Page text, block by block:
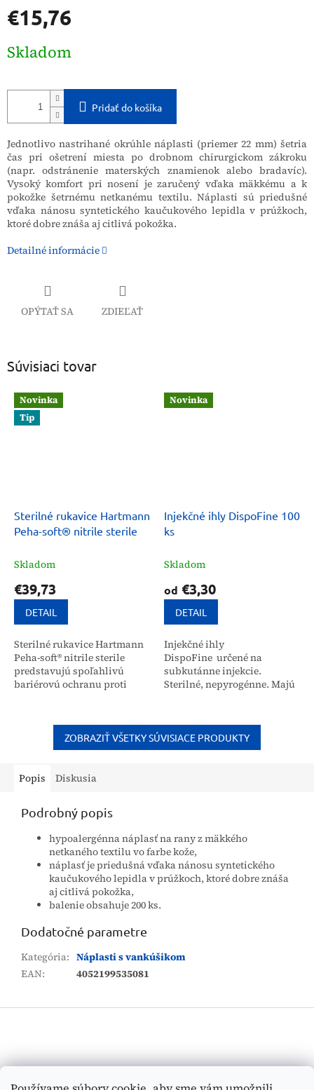
€15,76
cena:
Skladom
Pridať do košíka
Jednotlivo nastrihané okrúhle náplasti (priemer 22 mm) šetria
čas pri ošetrení miesta po drobnom chirurgickom zákroku
(napr. odstránenie materských znamienok alebo bradavíc).
Vysoký komfort pri nosení je zaručený vďaka mäkkému a k
pokožke šetrnému netkanému textilu. Náplasti sú priedušné
vďaka nánosu syntetického kaučukového lepidla v prúžkoch,
ktoré dobre znáša aj citlivá pokožka.
Detailné informácie
OPÝTAŤ SA ZDIEĽAŤ
Súvisiaci tovar
Novinka
Tip
Sterilné rukavice Hartmann
Peha-soft® nitrile sterile
Skladom
€39,73
DETAIL
Sterilné rukavice Hartmann
Peha-soft® nitrile sterile
predstavujú spoľahlivú
bariérovú ochranu proti
medicínskych zákrokoch.
Novinka
Injekčné ihly DispoFine 100
ks
Skladom
od €3,30
DETAIL
Injekčné ihly
DispoFine určené na
subkutánne injekcie.
Sterilné, nepyrogénne. Majú
ZOBRAZIŤ VŠETKY SÚVISIACE PRODUKTY
Popis Diskusia
Podrobný popis
hypoalergénna náplasť na rany z mäkkého
netkaného textilu vo farbe kože,
náplasť je priedušná vďaka nánosu syntetického
kaučukového lepidla v prúžkoch, ktoré dobre znáša
aj citlivá pokožka,
balenie obsahuje 200 ks.
Dodatočné parametre
Kategória: Náplasti s vankúšikom
EAN: 4052199535081
ä